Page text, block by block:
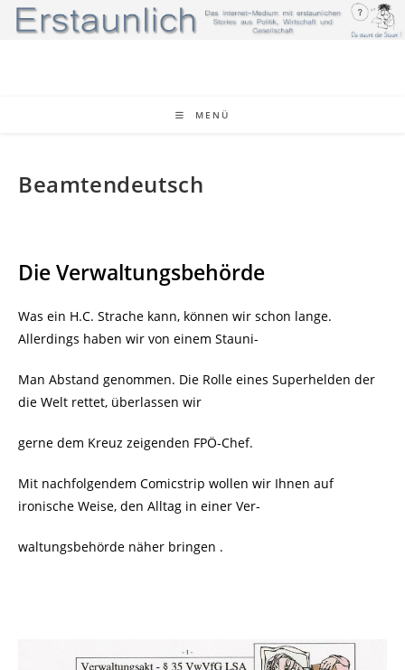
Zum
Inhalt
MENÜ
Beamtendeutsch
Die Verwaltungsbehörde
Was ein H.C. Strache kann, können wir schon lange.
Allerdings haben wir von einem Stauni-
Man Abstand genommen. Die Rolle eines Superhelden der
die Welt rettet, überlassen wir
gerne dem Kreuz zeigenden FPÖ-Chef.
Mit nachfolgendem Comicstrip wollen wir Ihnen auf
ironische Weise, den Alltag in einer Ver-
waltungsbehörde näher bringen .